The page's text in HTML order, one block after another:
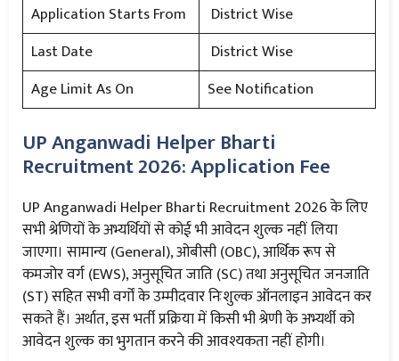
Application Starts From
District Wise
Last Date
District Wise
Age Limit As On
See Notification
UP Anganwadi Helper Bharti
Recruitment 2026: Application Fee
UP Anganwadi Helper Bharti Recruitment 2026 के लिए
सभी श्रेणियों के अभ्यर्थियों से कोई भी आवेदन शुल्क नहीं लिया
जाएगा। सामान्य (General), ओबीसी (OBC), आर्थिक रूप से
कमजोर वर्ग (EWS), अनुसूचित जाति (SC) तथा अनुसूचित जनजाति
(ST) सहित सभी वर्गों के उम्मीदवार निःशुल्क ऑनलाइन आवेदन कर
सकते हैं। अर्थात, इस भर्ती प्रक्रिया में किसी भी श्रेणी के अभ्यर्थी को
आवेदन शुल्क का भुगतान करने की आवश्यकता नहीं होगी।